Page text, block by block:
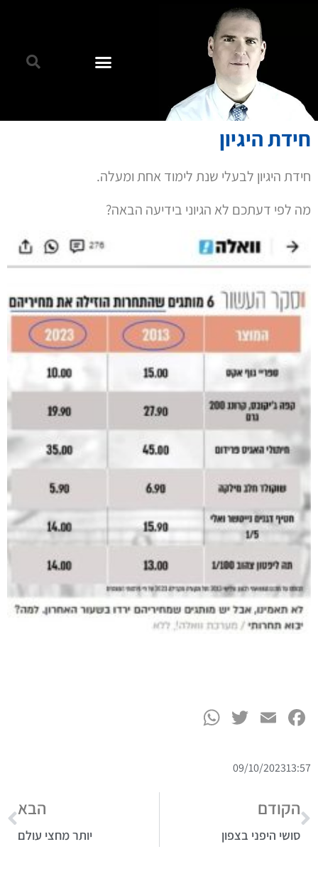
חידת היגיון
חידת היגיון לבעלי שנת לימוד אחת ומעלה.
מה לפי דעתכם לא הגיוני בידיעה הבאה?
Facebook
Email
Twitter
13:57
09/10/2023
הקודם
סושי היפני בצפון
הבא
יותר מחצי עולם